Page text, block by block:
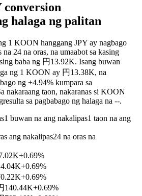
conversion
halaga ng palitan
1 KOON hanggang JPY ay nagbago
na 24 na oras, na umaabot sa kasing
baba ng 円13.92K. Isang buwan
ng 1 KOON ay 円13.38K, na
ng +4.94% kumpara sa
nakaraang taon, nakaranas si KOON
sa pagbabago ng halaga na --.
1 buwan na ang nakalipas1 taon na ang
ang nakalipas24 na oras na
+0.69%
+0.69%
+0.69%
140.44K+0.69%